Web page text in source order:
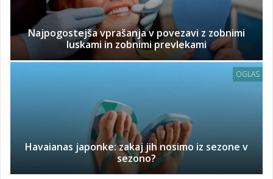
Najpogostejša vprašanja v povezavi z zobnimi
luskami in zobnimi prevlekami
OGLAS
Havaianas japonke: zakaj jih nosimo iz sezone v
sezono?